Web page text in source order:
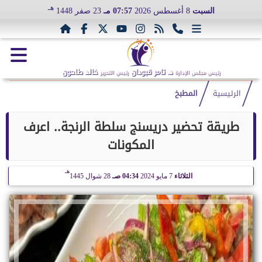
السبت 8 أغسطس 2026 07:57 مـ 23 صفر 1448 هـ
رئيس مجلس الإدارة د. تامر قبودان رئيس التحرير خالد طاحون
الرئيسية المطبخ
طريقة تحضير دريسنج سلطة الرنجة.. اعرف
المكونات
الثلاثاء 04:34 صـ 28 شوال 1445
هـ